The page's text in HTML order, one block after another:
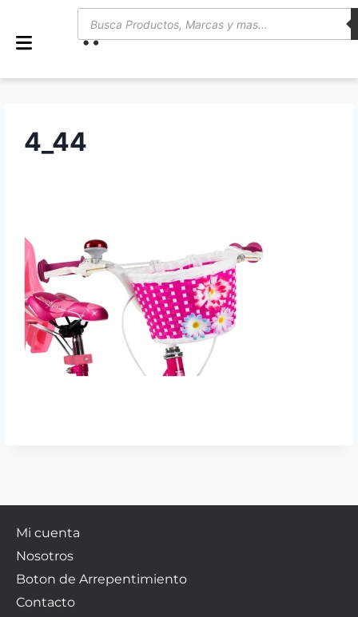
4_44
Mi cuenta
Nosotros
Boton de Arrepentimiento
Contacto